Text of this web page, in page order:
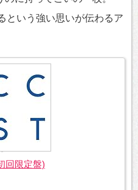
という強い思いが伝わるア
回限定盤)